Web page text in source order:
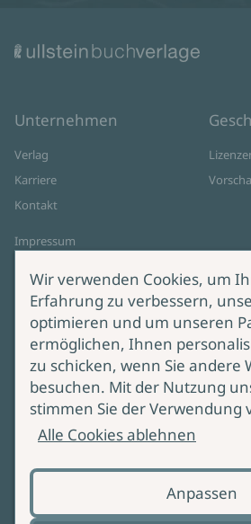
Unternehmen
Verlag
Karriere
Kontakt
Impressum
Cookie-Einstellungen
AGB Online Shop
Service
Lieferung & Versand
Bei
Wir verwenden Cookies, um
Erfahrung zu verbessern,
optimieren und um unseren
ermöglichen, Ihnen
zu schicken, wenn Sie andere
besuchen. Mit der Nutzung
stimmen Sie der Verwendung
Alle Cookies ablehnen
Anpassen